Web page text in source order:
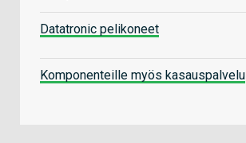
Datatronic pelikoneet
Komponenteille myös kasauspalvelu